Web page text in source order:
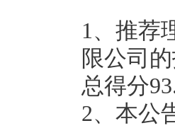
1、推荐
限公司
总得分
2、本公